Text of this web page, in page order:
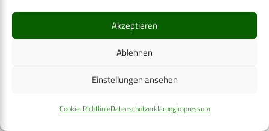
Akzeptieren
Ablehnen
Einstellungen ansehen
Cookie-RichtlinieDatenschutzerklärungImpressum
Mittel besitzen ihren Stellenwert. So stellt wiederum
Heinrich Schum in seinem 1935 erschienenen, auf den
Erfahrungen des Ersten Weltkriegs aufbauenden, aber
Wehrchirurgie“ fest:
„Auch die Verteilung von Rauchwaren wirkt meist wie ein